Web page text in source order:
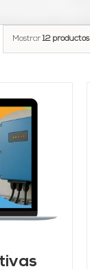
Mostrar12 productos